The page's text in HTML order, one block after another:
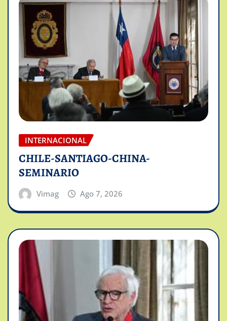
INTERNACIONAL
CHILE-SANTIAGO-CHINA-
SEMINARIO
Vimag Ago 7, 2026